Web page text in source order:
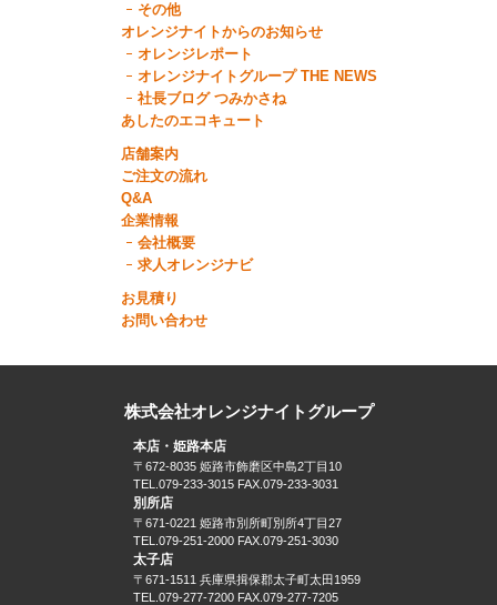
その他
オレンジナイトからのお知らせ
オレンジレポート
オレンジナイトグループ THE NEWS
社長ブログ つみかさね
あしたのエコキュート
店舗案内
ご注文の流れ
Q&A
企業情報
会社概要
求人オレンジナビ
お見積り
お問い合わせ
株式会社オレンジナイトグループ
本店・姫路本店
〒672-8035 姫路市飾磨区中島2丁目10
TEL.079-233-3015 FAX.079-233-3031
別所店
〒671-0221 姫路市別所町別所4丁目27
TEL.079-251-2000 FAX.079-251-3030
太子店
〒671-1511 兵庫県揖保郡太子町太田1959
TEL.079-277-7200 FAX.079-277-7205